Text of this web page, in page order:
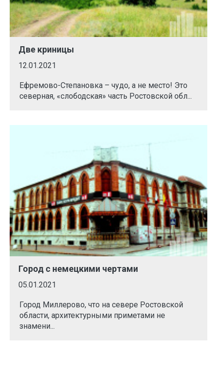
Две криницы
12.01.2021
Ефремово-Степановка – чудо, а не место! Это
северная, «слободская» часть Ростовской обл...
Город с немецкими чертами
05.01.2021
Город Миллерово, что на севере Ростовской
области, архитектурными приметами не
знамени...